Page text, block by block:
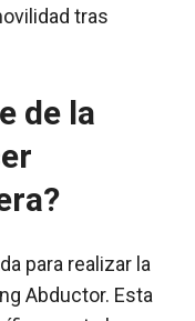
tras
de la
para realizar la
Abductor. Esta